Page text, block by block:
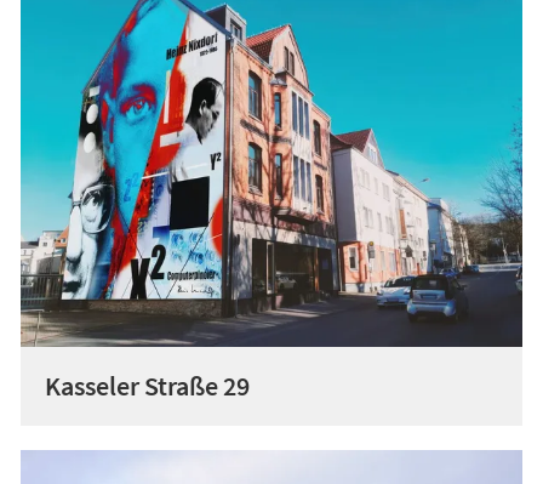
Kasseler Straße 29